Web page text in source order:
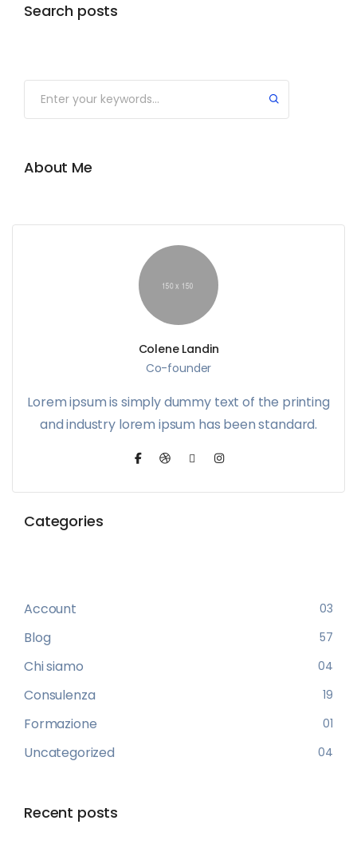
Search posts
About Me
Colene Landin
Co-founder
Lorem ipsum is simply dummy text of the printing
and industry lorem ipsum has been standard.
Categories
Account 03
Blog 57
Chi siamo 04
Consulenza 19
Formazione 01
Uncategorized 04
Recent posts